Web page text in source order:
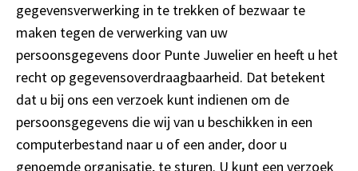
gegevensverwerking in te trekken of bezwaar te
maken tegen de verwerking van uw
persoonsgegevens door Punte Juwelier en heeft u het
recht op gegevensoverdraagbaarheid. Dat betekent
dat u bij ons een verzoek kunt indienen om de
persoonsgegevens die wij van u beschikken in een
computerbestand naar u of een ander, door u
genoemde organisatie, te sturen. U kunt een verzoek